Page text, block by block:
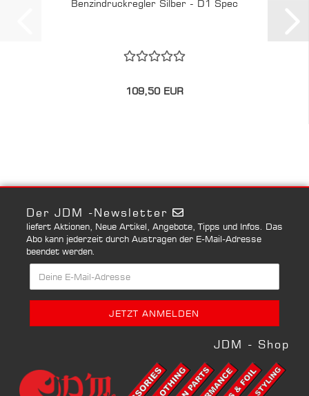
Benzindruckregler Silber - D1 Spec
109,50 EUR
Der JDM -Newsletter
liefert Aktionen, Neue Artikel, Angebote, Tipps und Infos. Das
Abo kann jederzeit durch Austragen der E-Mail-Adresse
beendet werden.
JDM - Shop